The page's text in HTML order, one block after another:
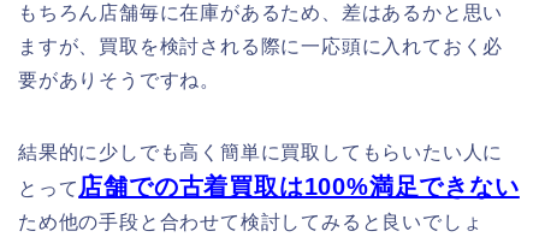
もちろん店舗毎に在庫があるため、差はあるかと思い
ますが、買取を検討される際に一応頭に入れておく必
要がありそうですね。
結果的に少しでも高く簡単に買取してもらいたい人に
とって 店舗での古着買取は100%満足できない
ため他の手段と合わせて検討してみると良いでしょ